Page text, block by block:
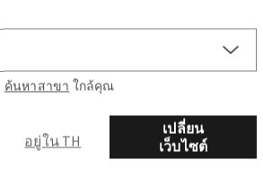
ค้นหาสาขา ใกล้คุณ
อยู่ใน TH
เปลี่ยน
เว็บไซต์